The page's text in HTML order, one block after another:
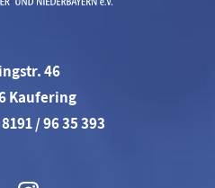
46
Kaufering
/ 96 35 393